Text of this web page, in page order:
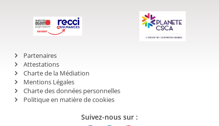
Partenaires
Attestations
Charte de la Médiation
Mentions Légales
Charte des données personnelles
Politique en matière de cookies
Suivez-nous sur :